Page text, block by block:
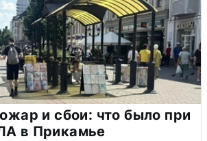
и сбои: что было при
в Прикамье